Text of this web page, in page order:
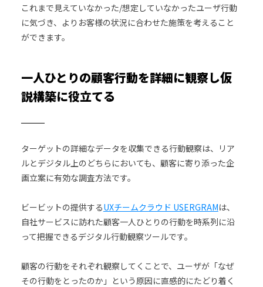
これまで見えていなかった/想定していなかったユーザ行動
に気づき、よりお客様の状況に合わせた施策を考えること
ができます。
一人ひとりの顧客行動を詳細に観察し仮
説構築に役立てる
ターゲットの詳細なデータを収集できる行動観察は、リア
ルとデジタル上のどちらにおいても、顧客に寄り添った企
画立案に有効な調査方法です。
ビービットの提供するUXチームクラウド USERGRAMは、
自社サービスに訪れた顧客一人ひとりの行動を時系列に沿
って把握できるデジタル行動観察ツールです。
顧客の行動をそれぞれ観察してくことで、ユーザが「なぜ
その行動をとったのか」という原因に直感的にたどり着く